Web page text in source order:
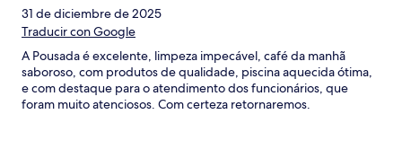
31 de diciembre de 2025
Traducir con Google
A Pousada é excelente, limpeza impecável, café da manhã
saboroso, com produtos de qualidade, piscina aquecida ótima,
e com destaque para o atendimento dos funcionários, que
foram muito atenciosos. Com certeza retornaremos.